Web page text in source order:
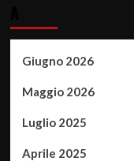
Giugno 2026
Maggio 2026
Luglio 2025
Aprile 2025